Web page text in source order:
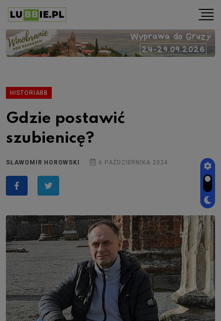
HISTORIABB
Gdzie postawić
szubienicę?
SŁAWOMIR HOROWSKI 6 PAŹDZIERNIKA 2024